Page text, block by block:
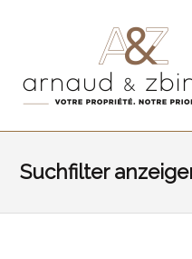
Suchfilter